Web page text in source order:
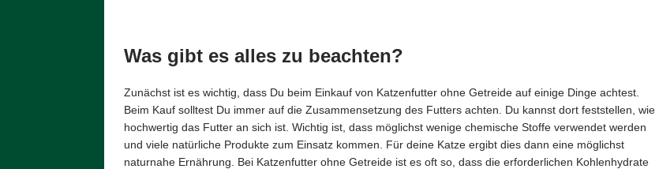
Was gibt es alles zu beachten?
Zunächst ist es wichtig, dass Du beim Einkauf von Katzenfutter ohne Getreide auf einige Dinge achtest.
Beim Kauf solltest Du immer auf die Zusammensetzung des Futters achten. Du kannst dort feststellen, wie
hochwertig das Futter an sich ist. Wichtig ist, dass möglichst wenige chemische Stoffe verwendet werden
und viele natürliche Produkte zum Einsatz kommen. Für deine Katze ergibt dies dann eine möglichst
naturnahe Ernährung. Bei Katzenfutter ohne Getreide ist es oft so, dass die erforderlichen Kohlenhydrate